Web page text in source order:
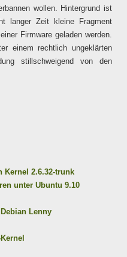
wollen. Hintergrund ist
langer Zeit kleine Fragment
Firmware geladen werden.
einem rechtlich ungeklärten
stillschweigend von den
Kernel 2.6.32-trunk
unter Ubuntu 9.10
Lenny